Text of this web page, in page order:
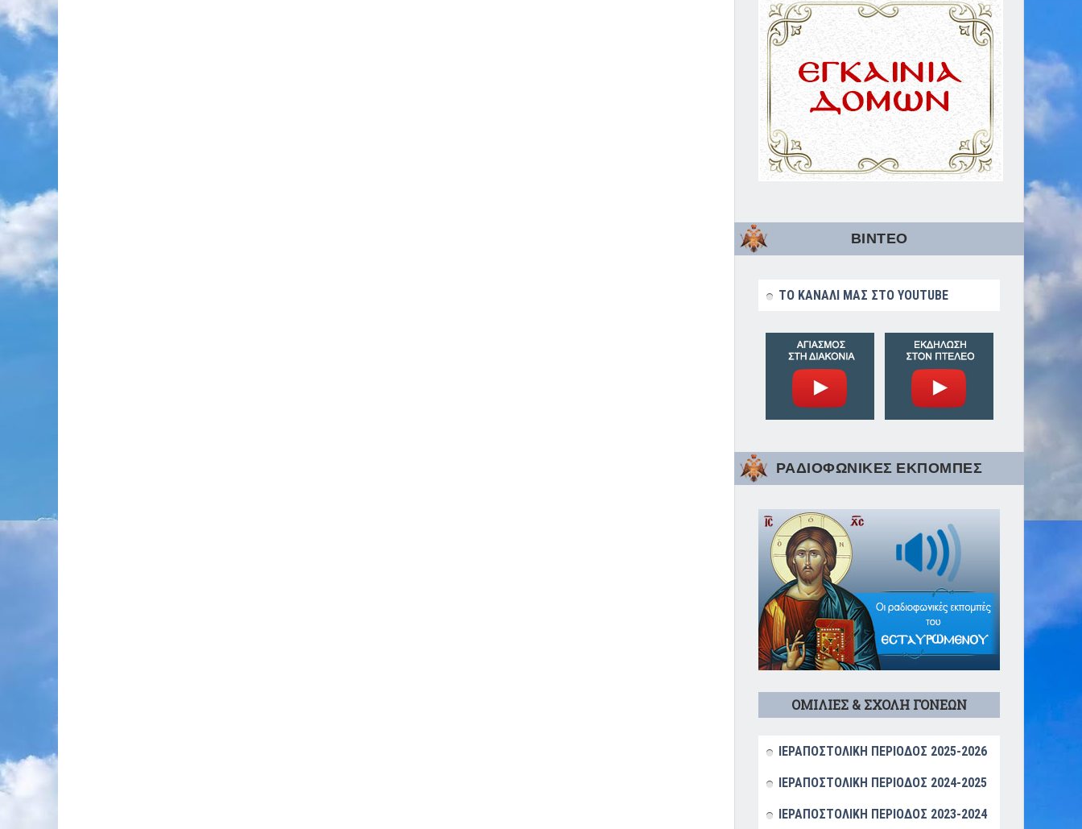
ΒΙΝΤΕΟ
ΤΟ ΚΑΝΑΛΙ ΜΑΣ ΣΤΟ YOUTUBE
ΡΑΔΙΟΦΩΝΙΚΕΣ ΕΚΠΟΜΠΕΣ
ΟΜΙΛΙΕΣ & ΣΧΟΛΗ ΓΟΝΕΩΝ
ΙΕΡΑΠΟΣΤΟΛΙΚΗ ΠΕΡΙΟΔΟΣ 2025-2026
ΙΕΡΑΠΟΣΤΟΛΙΚΗ ΠΕΡΙΟΔΟΣ 2024-2025
ΙΕΡΑΠΟΣΤΟΛΙΚΗ ΠΕΡΙΟΔΟΣ 2023-2024